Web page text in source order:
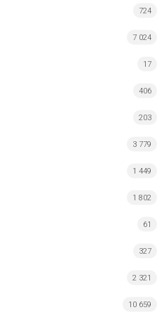
724
7 024
17
406
203
3 779
1 449
1 802
61
327
2 321
10 659